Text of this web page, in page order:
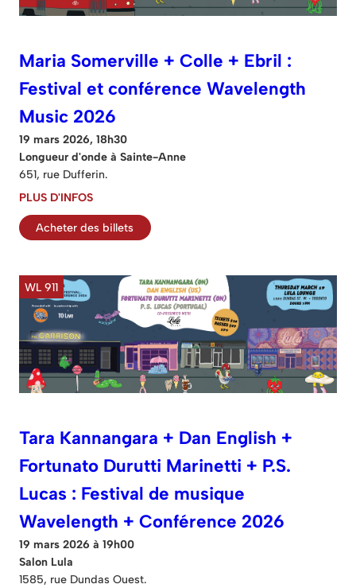
Maria Somerville + Colle + Ebril :
Festival et conférence Wavelength
Music 2026
19 mars 2026, 18h30
Longueur d'onde à Sainte-Anne
651, rue Dufferin.
PLUS D'INFOS
Acheter des billets
WL 911
Tara Kannangara + Dan English +
Fortunato Durutti Marinetti + P.S.
Lucas : Festival de musique
Wavelength + Conférence 2026
19 mars 2026 à 19h00
Salon Lula
1585, rue Dundas Ouest.